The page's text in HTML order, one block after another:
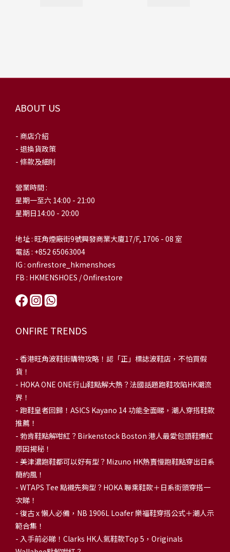
ABOUT US
- 商店介紹
- 退換貨政策
- 條款及細則
營業時間 :
星期一至六 14:00 - 21:00
星期日14:00 - 20:00
地址 : 旺角煙廠街9號興發商業大廈17/F, 1706 - 08 室
電話 : +852 65063004
IG : onfirestore_hkmenshoes
FB : HKMENSHOES / Onfirestore
ONFIRE TRENDS
- 香港旺角波鞋街購物攻略！認「正」標誌波鞋店，不怕買假
貨！
- HOKA ONE ONE行山鞋點解大熱？法國話題跑鞋攻陷HK潮流
界！
- 跑鞋皇者回歸！ASICS Kayano 14 功能全面睇，潮人穿搭鞋款
推薦！
- 勃肯鞋點解咁紅？Birkenstock Boston 港人最愛包頭鞋爆紅
原因揭秘！
- 美津濃跑鞋都可以好有型？Mizuno HK熱賣慢跑鞋點穿出日系
簡約風！
- WTAPS Tee 點襯先夠型？HOKA 聯乘鞋款＋日系街頭穿搭一
次睇！
- 復古 x 懶人必備，NB 1906L Loafer 樂福鞋穿搭公式＋潮人示
範合集！
- 入手前必睇！Clarks HK人氣鞋款Top 5，Originals